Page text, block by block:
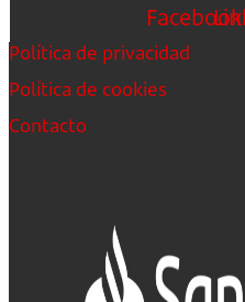
Facebook
Política de privacidad
Política de cookies
Contacto